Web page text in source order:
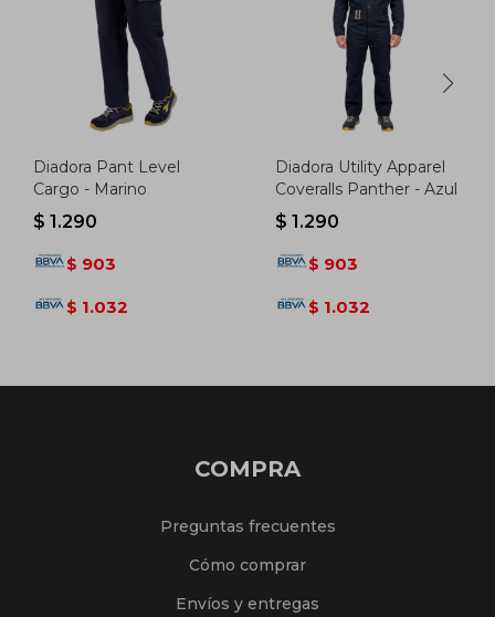
Diadora Pant Level
Cargo - Marino
$ 1.290
$ 903
$ 1.032
Diadora Utility Apparel
Coveralls Panther - Azul
$ 1.290
$ 903
$ 1.032
COMPRA
Preguntas frecuentes
Cómo comprar
Envíos y entregas